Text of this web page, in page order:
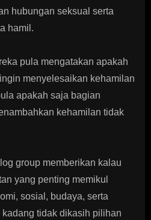
hubungan seksual serta
hamil.
pula mengatakan apakah
menyelesaikan kehamilan
apakah saja bagian
kehamilan tidak
group memberikan kalau
yang penting memikul
sosial, budaya, serta
tidak dikasih pilihan